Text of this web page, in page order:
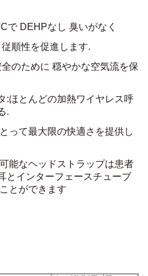
で DEHPなし 臭いがなく
順性を促進します.
のために 穏やかな空気流を保
:ほとんどの加熱ワイヤレス呼
.
って最大限の快適さを提供し
能なヘッドストラップは患者
とインターフェースチューブ
とができます